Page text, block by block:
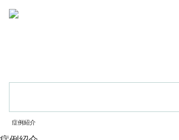
症例紹介